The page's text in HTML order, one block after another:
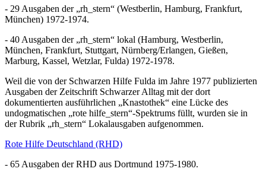
- 29 Ausgaben der „rh_stern“ (Westberlin, Hamburg, Frankfurt,
München) 1972-1974.
- 40 Ausgaben der „rh_stern“ lokal (Hamburg, Westberlin,
München, Frankfurt, Stuttgart, Nürnberg/Erlangen, Gießen,
Marburg, Kassel, Wetzlar, Fulda) 1972-1978.
Weil die von der Schwarzen Hilfe Fulda im Jahre 1977 publizierten
Ausgaben der Zeitschrift Schwarzer Alltag mit der dort
dokumentierten ausführlichen „Knastothek“ eine Lücke des
undogmatischen „rote hilfe_stern“-Spektrums füllt, wurden sie in
der Rubrik „rh_stern“ Lokalausgaben aufgenommen.
Rote Hilfe Deutschland (RHD)
- 65 Ausgaben der RHD aus Dortmund 1975-1980.